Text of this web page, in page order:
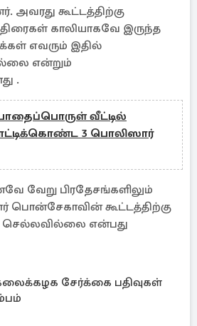
அவரது கூட்டத்திற்கு
காலியாகவே இருந்த
எவரும் இதில்
என்றும்
.
வீட்டில்
3 பொலிஸார்
வேறு பிரதேசங்களிலும்
பொன்சேகாவின் கூட்டத்திற்கு
செல்லவில்லை என்பது
சேர்க்கை பதிவுகள்